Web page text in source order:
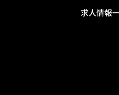
求人情報